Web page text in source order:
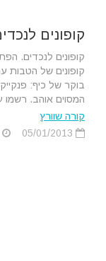
קופונים
קופונים לנכדים.
קופונים של הטבות
בוקר של כיף:
המסוים אוהב. רשמו
קורה שוורץ